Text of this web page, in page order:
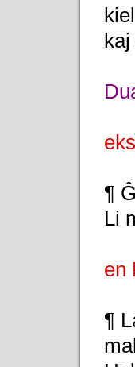
¶
Li
en
¶